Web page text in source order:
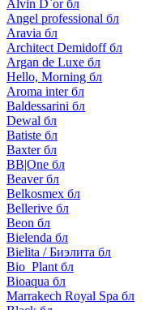
Alvin D`or бл
Angel professional бл
Aravia бл
Architect Demidoff бл
Argan de Luxe бл
Hello, Morning бл
Aroma inter бл
Baldessarini бл
Dewal бл
Batiste бл
Baxter бл
BB|One бл
Beaver бл
Belkosmex бл
Bellerive бл
Beon бл
Bielenda бл
Bielita / Биэлита бл
Bio_Plant бл
Bioaqua бл
Marrakech Royal Spa бл